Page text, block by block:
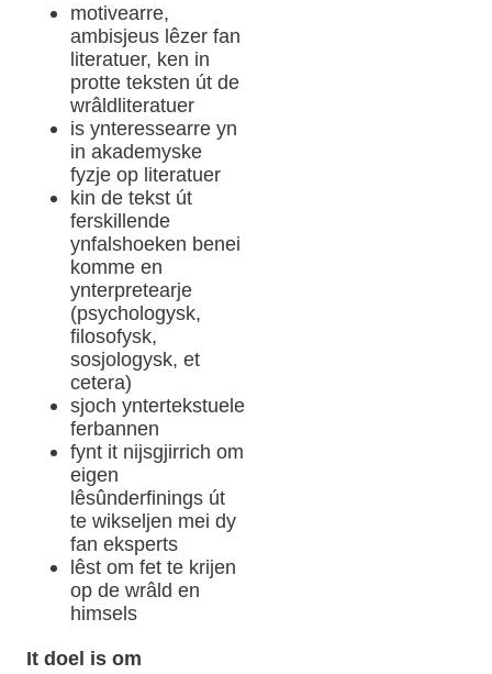
motivearre,
ambisjeus lêzer fan
literatuer, ken in
protte teksten út de
wrâldliteratuer
is ynteressearre yn
in akademyske
fyzje op literatuer
kin de tekst út
ferskillende
ynfalshoeken benei
komme en
ynterpretearje
(psychologysk,
filosofysk,
sosjologysk, et
cetera)
sjoch yntertekstuele
ferbannen
fynt it nijsgjirrich om
eigen
lêsûnderfinings út
te wikseljen mei dy
fan eksperts
lêst om fet te krijen
op de wrâld en
himsels
It doel is om